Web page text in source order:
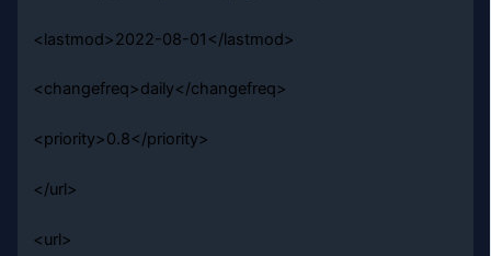
<lastmod>2022-08-01</lastmod>
<changefreq>daily</changefreq>
<priority>0.8</priority>
</url>
<url>